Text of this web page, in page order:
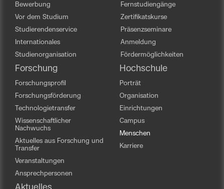
Bewerbung
Vor dem Studium
Studierendenservice
Internationales
Studienorganisation
Fernstudiengänge
Zertifikatskurse
Präsenzseminare
Anmeldung
Fördermöglichkeiten
Forschung
Forschungsprofil
Forschungsförderung
Technologietransfer
Wissenschaftlicher
Nachwuchs
Aktuelles aus Forschung und
Transfer
Veranstaltungen
Ansprechpersonen
Hochschule
Porträt
Organisation
Einrichtungen
Campus
Menschen
Karriere